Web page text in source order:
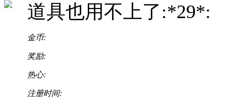
道具也用不上了:*29*:
金币:
奖励:
热心:
注册时间: